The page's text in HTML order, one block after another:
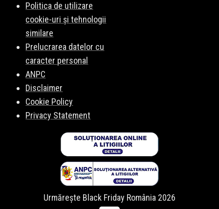
Politica de utilizare
cookie-uri și tehnologii
similare
Prelucrarea datelor cu
caracter personal
ANPC
Disclaimer
Cookie Policy
Privacy Statement
Urmărește Black Friday România 2026